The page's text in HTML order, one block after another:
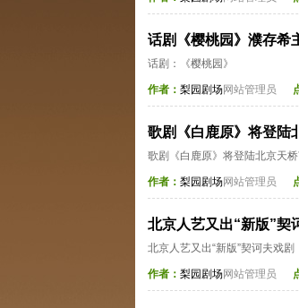
话剧《樱桃园》濮存希
话剧：《樱桃园》
作者： 梨园剧场网站管理员
歌剧《白鹿原》将登陆
歌剧《白鹿原》将登陆北京天
作者： 梨园剧场网站管理员
北京人艺又出“新版”契
北京人艺又出“新版”契诃夫戏剧
作者： 梨园剧场网站管理员